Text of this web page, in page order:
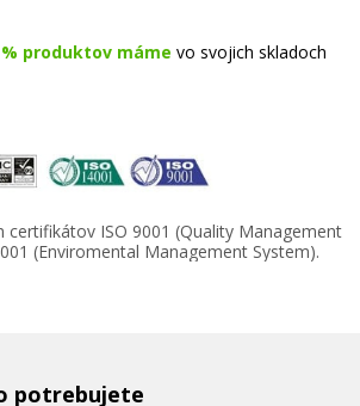
% produktov máme vo svojich skladoch
certifikátov ISO 9001 (Quality Management
(Enviromental Management System).
potrebujete